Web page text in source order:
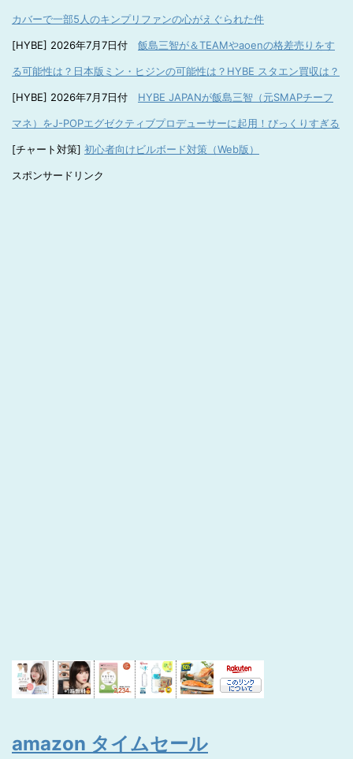
カバーで一部5人のキンプリファンの心がえぐられた件
[HYBE] 2026年7月7日付 飯島三智が＆TEAMやaoenの格差売りをす
る可能性は？日本版ミン・ヒジンの可能性は？HYBE スタエン買収は？
[HYBE] 2026年7月7日付 HYBE JAPANが飯島三智（元SMAPチーフ
マネ）をJ-POPエグゼクティブプロデューサーに起用！びっくりすぎる
[チャート対策] 初心者向けビルボード対策（Web版）
スポンサードリンク
amazon タイムセール